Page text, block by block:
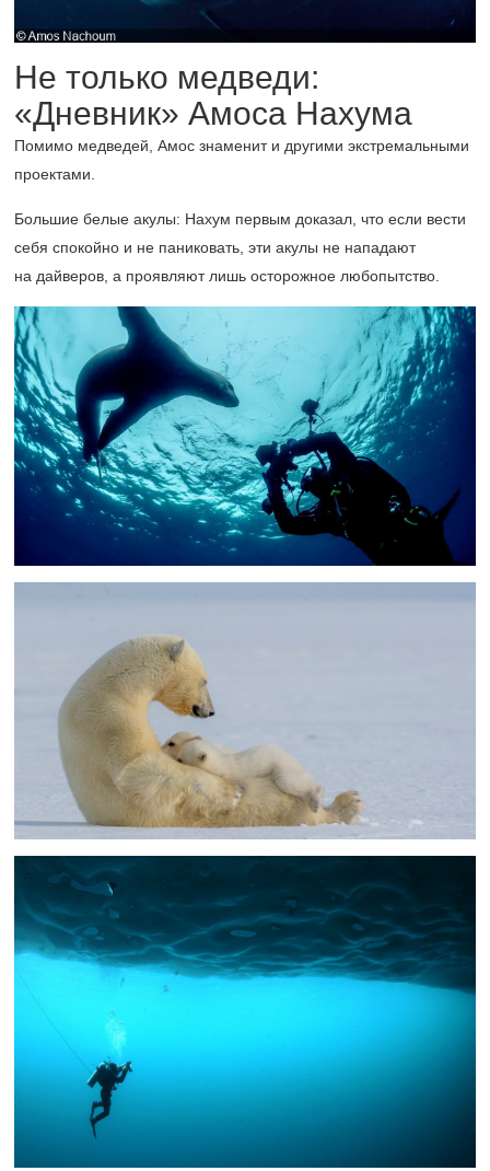
Не только медведи:
«Дневник» Амоса Нахума
Помимо медведей, Амос знаменит и другими экстремальными
проектами.
Большие белые акулы: Нахум первым доказал, что если вести
себя спокойно и не паниковать, эти акулы не нападают
на дайверов, а проявляют лишь осторожное любопытство.